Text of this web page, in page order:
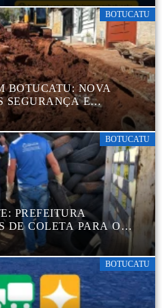
BOTUCATU
BOTUCATU: NOVA
SEGURANÇA E
DA COHAB
BOTUCATU
PREFEITURA
DE COLETA PARA O
CORRETO DE
ADEQUADA
BOTUCATU